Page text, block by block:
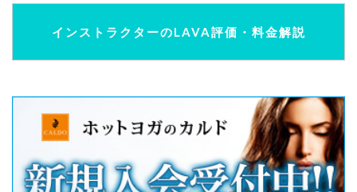
インストラクターのLAVA評価・料金解説